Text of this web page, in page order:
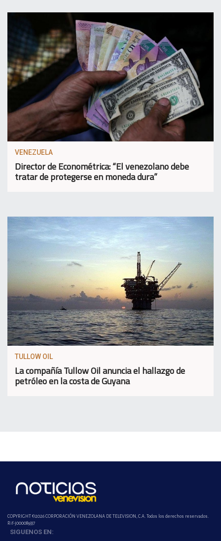
VENEZUELA
Director de Econométrica: “El venezolano debe
tratar de protegerse en moneda dura”
TULLOW OIL
La compañía Tullow Oil anuncia el hallazgo de
petróleo en la costa de Guyana
COPYRIGHT ©2026 CORPORACIÓN VENEZOLANA DE TELEVISION, C.A. Todos los derechos reservados.
Rif-j000089337
SIGUENOS EN: